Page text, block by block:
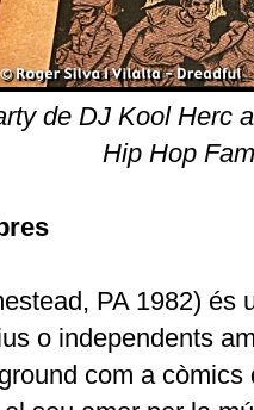
de DJ Kool Herc
Hip Hop
PA 1982) és
o independents
com a